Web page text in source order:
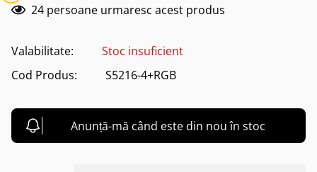
24 persoane urmaresc acest produs
Valabilitate:
Stoc insuficient
Cod Produs:
S5216-4+RGB
Anunță-mă când este din nou în stoc